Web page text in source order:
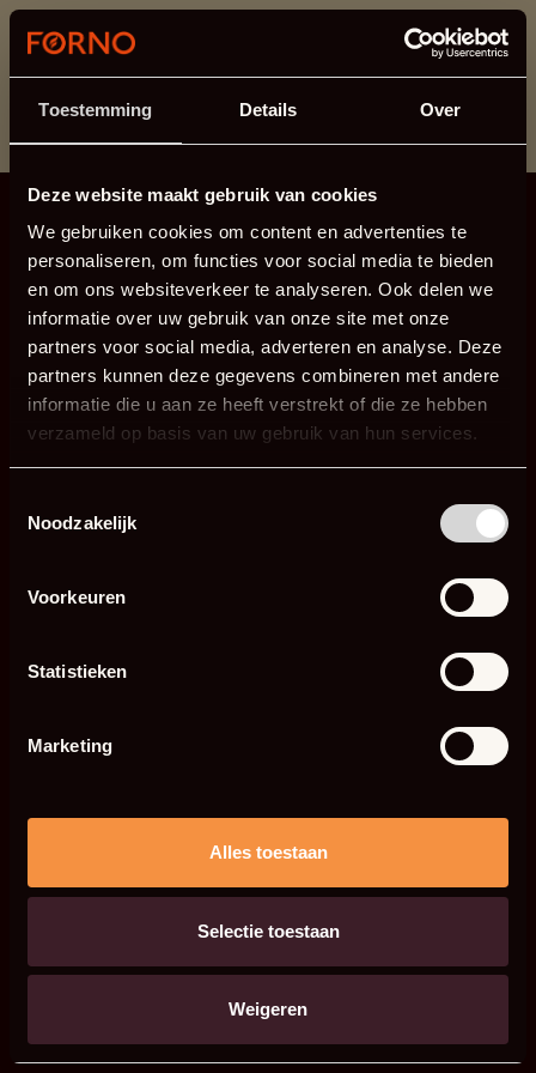
Toestemming Details Over
Deze website maakt gebruik van cookies
We gebruiken cookies om content en advertenties te
personaliseren, om functies voor social media te bieden
en om ons websiteverkeer te analyseren. Ook delen we
informatie over uw gebruik van onze site met onze
partners voor social media, adverteren en analyse. Deze
partners kunnen deze gegevens combineren met andere
informatie die u aan ze heeft verstrekt of die ze hebben
verzameld op basis van uw gebruik van hun services.
Noodzakelijk
Voorkeuren
Statistieken
Marketing
Alles toestaan
Selectie toestaan
Weigeren
Cette section est actuellement en maintenance.
Si vous manquez des informations, vous pouvez nous
appeler au +31 413 395 295 ou nous envoyer un e-